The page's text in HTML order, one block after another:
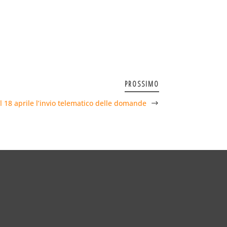
PROSSIMO
18 aprile l’invio telematico delle domande